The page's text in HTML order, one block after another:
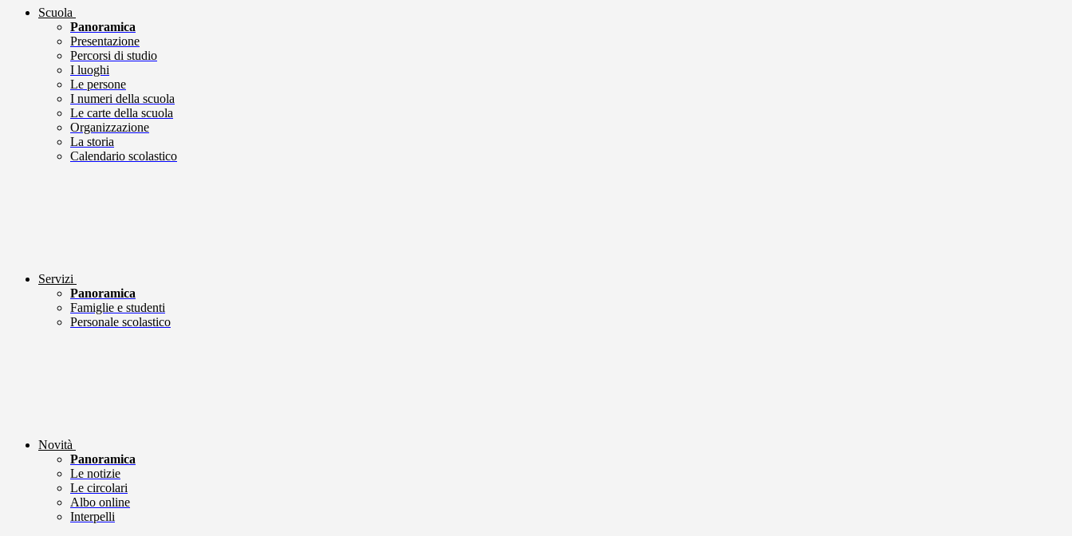
Scuola
Panoramica
Presentazione
Percorsi di studio
I luoghi
Le persone
I numeri della scuola
Le carte della scuola
Organizzazione
La storia
Calendario scolastico
Servizi
Panoramica
Famiglie e studenti
Personale scolastico
Novità
Panoramica
Le notizie
Le circolari
Albo online
Interpelli